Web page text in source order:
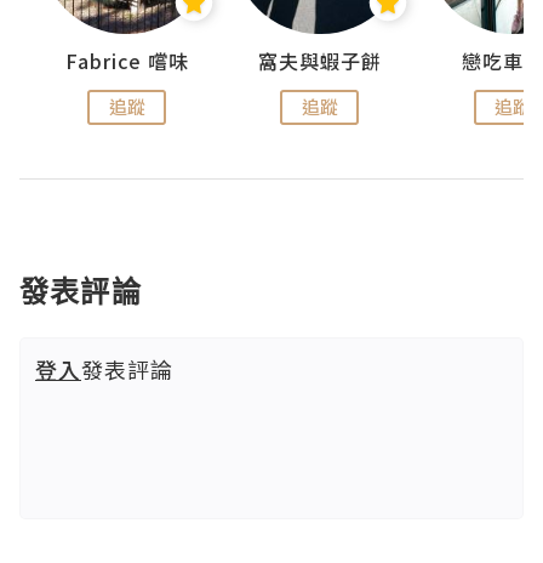
Fabrice 嚐味
追蹤
窩夫與蝦子餅
追蹤
戀吃車
追蹤
發表評論
登入發表評論